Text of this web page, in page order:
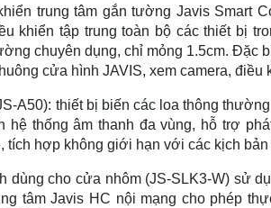
trung tâm gắn tường Javis Smart
khiển tập trung toàn bộ các thiết bị
chuyên dụng, chỉ mỏng 1.5cm. Đặc
cửa hình JAVIS, xem camera, điều
A50): thiết bị biến các loa thông
hệ thống âm thanh đa vùng, hỗ trợ
tích hợp không giới hạn với các kịch
dùng cho cửa nhôm (JS-SLK3-W) sử
tâm Javis HC nội mạng cho phép